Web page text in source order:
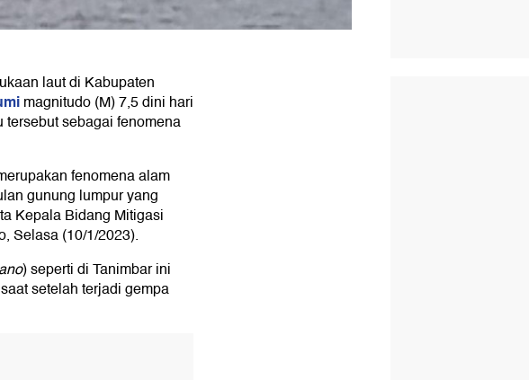
laut di Kabupaten
magnitudo (M) 7,5 dini hari
sebagai fenomena
fenomena alam
gunung lumpur yang
Kepala Bidang Mitigasi
Selasa (10/1/2023).
) seperti di Tanimbar ini
setelah terjadi gempa